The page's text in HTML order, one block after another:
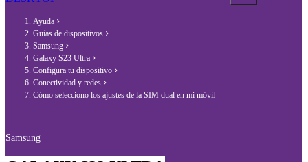
Ayuda
Guías de dispositivos
Samsung
Galaxy S23 Ultra
Configura tu dispositivo
Conectividad y redes
Cómo selecciono los ajustes de la SIM dual en mi móvil
Samsung